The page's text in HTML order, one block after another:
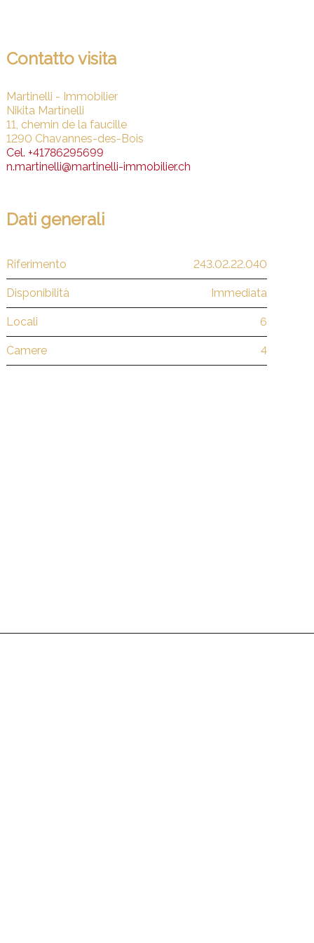
Contatto visita
Martinelli - Immobilier
Nikita Martinelli
11, chemin de la faucille
1290 Chavannes-des-Bois
Cel. +41786295699
n.martinelli@martinelli-immobilier.ch
Dati generali
Riferimento 243.02.22.040
Disponibilità Immediata
Locali 6
Camere 4